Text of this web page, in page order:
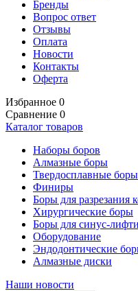
Бренды
Вопрос ответ
Отзывы
Оплата
Новости
Контакты
Оферта
Избранное 0
Сравнение 0
Каталог товаров
Наборы боров
Алмазные боры
Твердосплавные боры
Финиры
Боры для разрезания
Хирургические боры
Боры для синус-
Оборудование
Эндодонтические
Алмазные диски
Наши новости